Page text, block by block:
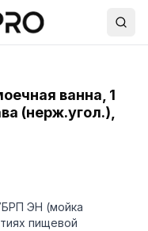
ванна, 1
(нерж.угол.),
ЭН (мойка
пищевой